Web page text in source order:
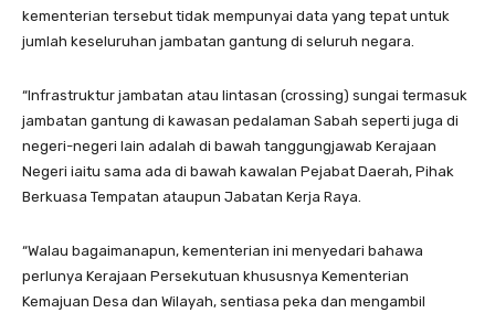
kementerian tersebut tidak mempunyai data yang tepat untuk
jumlah keseluruhan jambatan gantung di seluruh negara.
“Infrastruktur jambatan atau lintasan (crossing) sungai termasuk
jambatan gantung di kawasan pedalaman Sabah seperti juga di
negeri-negeri lain adalah di bawah tanggungjawab Kerajaan
Negeri iaitu sama ada di bawah kawalan Pejabat Daerah, Pihak
Berkuasa Tempatan ataupun Jabatan Kerja Raya.
“Walau bagaimanapun, kementerian ini menyedari bahawa
perlunya Kerajaan Persekutuan khususnya Kementerian
Kemajuan Desa dan Wilayah, sentiasa peka dan mengambil